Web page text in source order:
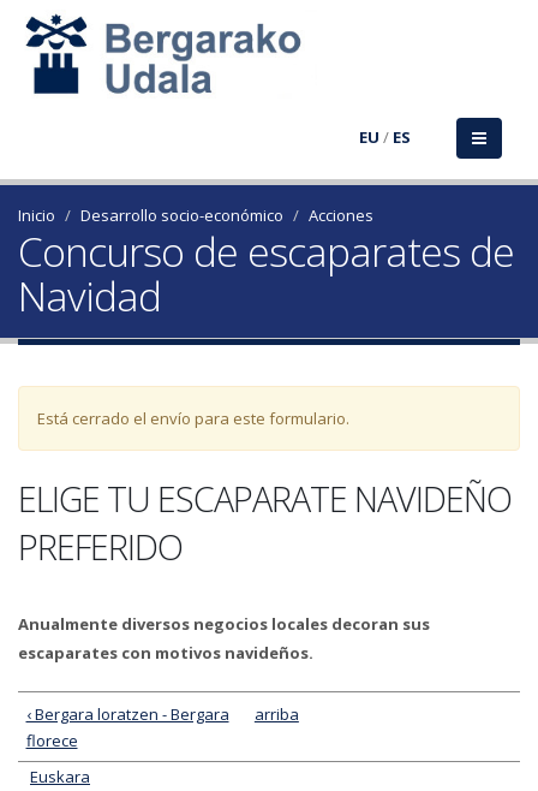
EU / ES
Inicio Desarrollo socio-económico Acciones
Concurso de escaparates de
Navidad
Mensaje de advertencia
Está cerrado el envío para este formulario.
ELIGE TU ESCAPARATE NAVIDEÑO
PREFERIDO
Anualmente diversos negocios locales decoran sus
escaparates con motivos navideños.
‹ Bergara loratzen - Bergara
florece
arriba
Euskara